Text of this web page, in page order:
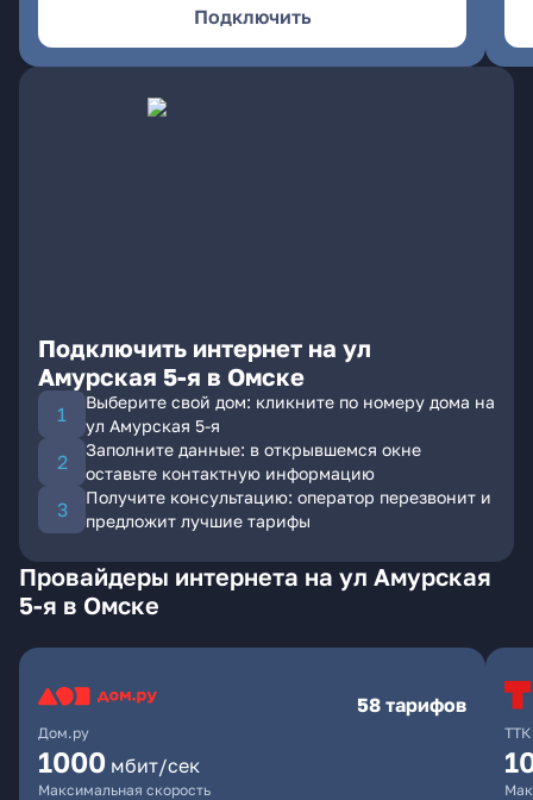
Подключить
Подключить интернет на ул
Амурская 5-я в Омске
Выберите свой дом: кликните по номеру дома на
ул Амурская 5-я
Заполните данные: в открывшемся окне
оставьте контактную информацию
Получите консультацию: оператор перезвонит и
предложит лучшие тарифы
Провайдеры интернета на ул Амурская
5-я в Омске
Дом.ру
58 тарифов
1000 мбит/сек
Максимальная скорость
ТТК